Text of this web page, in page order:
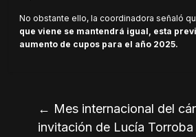
No obstante ello, la coordinadora señaló
que viene se mantendrá igual, esta
aumento de cupos para el año 2025.
← Mes internacional del
invitación de Lucía Torroba